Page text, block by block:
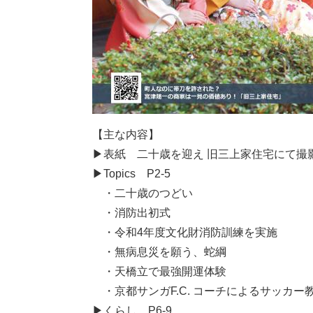
【主な内容】
▶表紙 ⼆⼗歳を迎え 旧三上家住宅にて撮
▶Topics P2-5
・⼆⼗歳のつどい
・消防出初式
・令和4年度⽂化財消防訓練を実施
・無病息災を願う、蛇綱
​ ・天橋⽴で最強開運体験
・京都サンガF.C. コーチによるサッカー
​▶くらし P6-9